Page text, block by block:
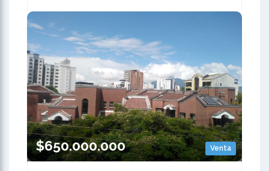
Venta
$650.000.000